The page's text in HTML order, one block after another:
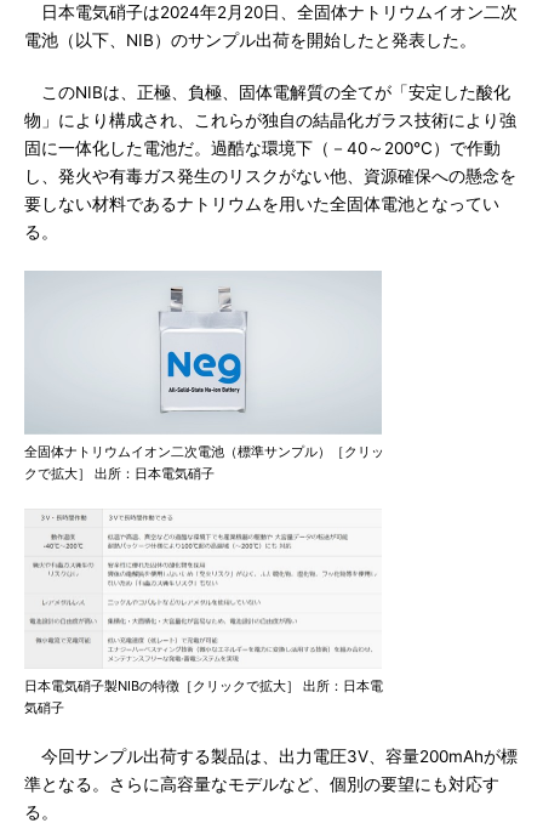
日本電気硝子は2024年2月20日、全固体ナトリウムイオン二次
電池（以下、NIB）のサンプル出荷を開始したと発表した。
このNIBは、正極、負極、固体電解質の全てが「安定した酸化
物」により構成され、これらが独自の結晶化ガラス技術により強
固に一体化した電池だ。過酷な環境下（－40～200℃）で作動
し、発火や有毒ガス発生のリスクがない他、資源確保への懸念を
要しない材料であるナトリウムを用いた全固体電池となってい
る。
全固体ナトリウムイオン二次電池（標準サンプル）［クリッ
クで拡大］ 出所：日本電気硝子
日本電気硝子製NIBの特徴［クリックで拡大］ 出所：日本電
気硝子
今回サンプル出荷する製品は、出力電圧3V、容量200mAhが標
準となる。さらに高容量なモデルなど、個別の要望にも対応す
る。